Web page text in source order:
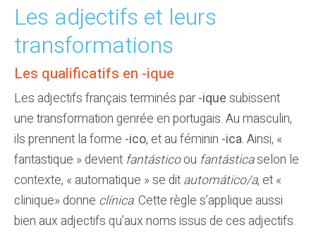
Les adjectifs et leurs
transformations
Les qualificatifs en -ique
Les adjectifs français terminés par-ique subissent
une transformation genrée en portugais. Au masculin,
ils prennent la forme -ico, et au féminin -ica. Ainsi, «
fantastique » devient fantásticoou fantásticaselon le
contexte, « automatique » se dit automático/a, et «
clinique» donne clínica. Cette règle s’applique aussi
bien aux adjectifs qu’aux noms issus de ces adjectifs.